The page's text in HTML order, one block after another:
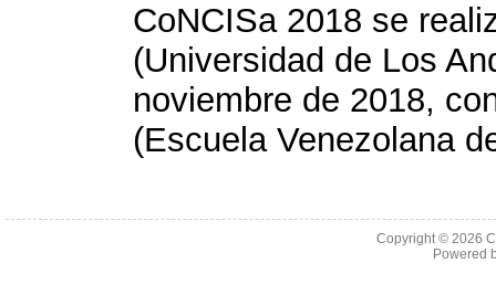
CoNCISa 2018 se
(Universidad de Los
noviembre de 2018,
(Escuela Venezolana
Copyright © 2026
Powered